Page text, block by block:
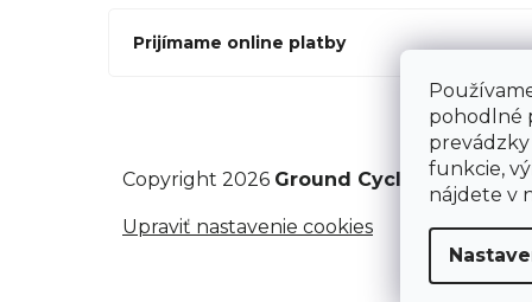
pohodlné
funkcie,
nájdete v
Prijímame online platby
Copyright 2026 Ground Cycling Store.
Upraviť nastavenie cookies